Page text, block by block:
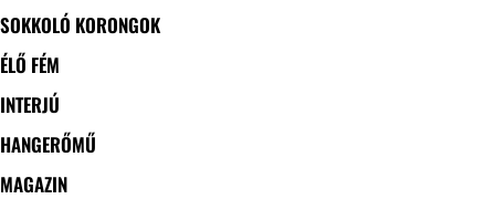
SOKKOLÓ KORONGOK
ÉLŐ FÉM
INTERJÚ
HANGERŐMŰ
MAGAZIN